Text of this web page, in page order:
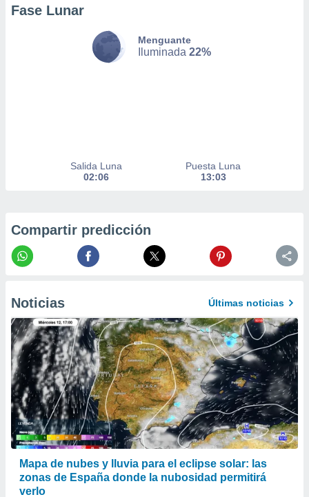
momento
datos
perfiles
crear un
uso de
la
contenido
medir el
de la
el
del
de
o a través
Fase Lunar
Menguante
Iluminada 22%
Salida Luna
02:06
Puesta Luna
13:03
Compartir predicción
Noticias Últimas noticias
Mapa de nubes y lluvia para el eclipse solar: las
zonas de España donde la nubosidad permitirá
verlo